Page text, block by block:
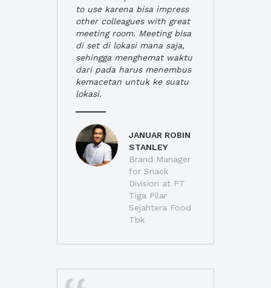
to use karena bisa impress
other colleagues with great
meeting room. Meeting bisa
di set di lokasi mana saja,
sehingga menghemat waktu
dari pada harus menembus
kemacetan untuk ke suatu
lokasi.
JANUAR ROBIN
STANLEY
Brand Manager
for Snack
Division at PT
Tiga Pilar
Sejahtera Food
Tbk